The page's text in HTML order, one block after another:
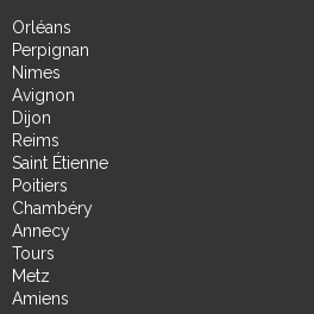
Orléans
Perpignan
Nimes
Avignon
Dijon
Reims
Saint Étienne
Poitiers
Chambéry
Annecy
Tours
Metz
Amiens